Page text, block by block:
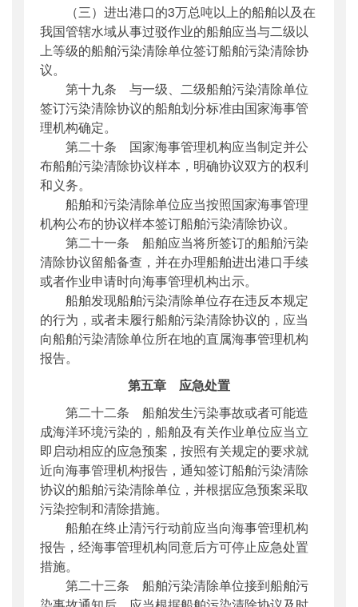
（三）进出港口的3万总吨以上的船舶以及在
我国管辖水域从事过驳作业的船舶应当与二级以
上等级的船舶污染清除单位签订船舶污染清除协
议。
第十九条 与一级、二级船舶污染清除单位
签订污染清除协议的船舶划分标准由国家海事管
理机构确定。
第二十条 国家海事管理机构应当制定并公
布船舶污染清除协议样本，明确协议双方的权利
和义务。
船舶和污染清除单位应当按照国家海事管理
机构公布的协议样本签订船舶污染清除协议。
第二十一条 船舶应当将所签订的船舶污染
清除协议留船备查，并在办理船舶进出港口手续
或者作业申请时向海事管理机构出示。
船舶发现船舶污染清除单位存在违反本规定
的行为，或者未履行船舶污染清除协议的，应当
向船舶污染清除单位所在地的直属海事管理机构
报告。
第五章 应急处置
第二十二条 船舶发生污染事故或者可能造
成海洋环境污染的，船舶及有关作业单位应当立
即启动相应的应急预案，按照有关规定的要求就
近向海事管理机构报告，通知签订船舶污染清除
协议的船舶污染清除单位，并根据应急预案采取
污染控制和清除措施。
船舶在终止清污行动前应当向海事管理机构
报告，经海事管理机构同意后方可停止应急处置
措施。
第二十三条 船舶污染清除单位接到船舶污